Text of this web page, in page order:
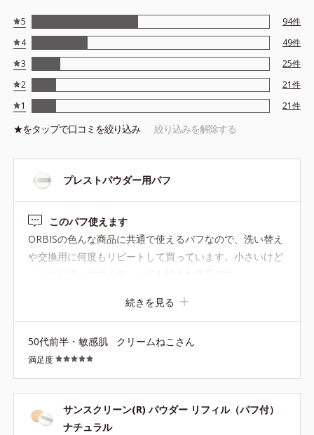
*1：化粧持ち性能 *2：シリカ、セルロース、窒化ホウ素 *3：シ
リカ *4：メトキシケイヒ酸エチルへキシル、ビスエチルヘキシル
ルヘキシルトリアゾン *5：ブドウ果実エキス、ヒアルロン酸Na
※アレルギーテスト済＝全ての方にアレルギーが起こらないという
ことではありません。
5 94件
4
49件
3
25件
2
21件
1
21件
★をタップで口コミを絞り込み 絞り込みを解除する
プレストパウダー用パフ
このパフ使えます
ORBISの色んな商品に共通で使えるパフなので、洗い替え
や交換用に何度もリピートして買っています。小さいけど
続きを見る
50代前半・敏感肌 クリームねこさん
満足度
サンスクリーン(R) パウダー リフィル（パフ付）
ナチュラル